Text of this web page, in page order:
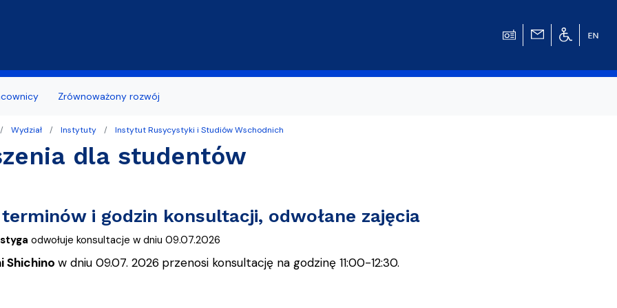
otoczeniemPolish for Foreigners
Wydziału Filologicznego
Studentów
I roku
Wzory wniosków
Terminy składania wniosków
Biuro Karier
по отделениям Филологического
naukowe
naukowe
Zrównoważony rozwój
Wydział Instytuty Instytut Rusycystyki i Studiów Wschodnich
dla studentów
i godzin konsultacji, odwołane zajęcia
odwołuje konsultacje w dniu 09.07.2026
Shichino w dniu 09.07. 2026 przenosi konsultację na godzinę 11:00-12:30.